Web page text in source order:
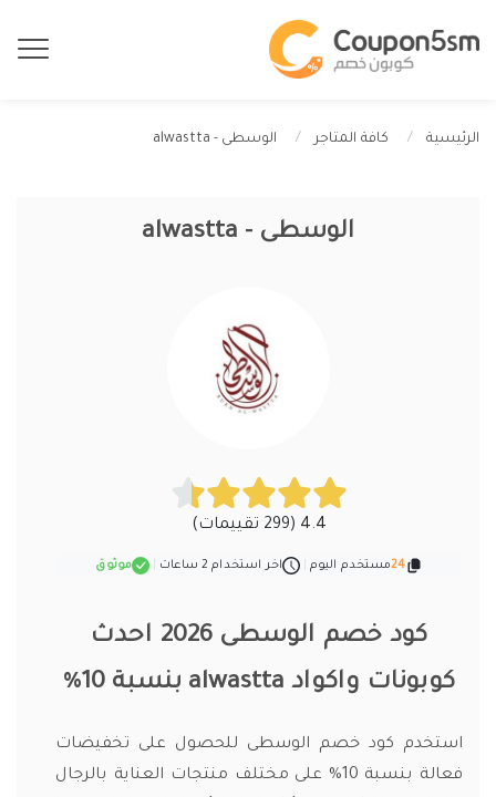
الرئيسية كافة المتاجر الوسطى - alwastta
الوسطى - alwastta
4.4 (299 تقييمات)
24مستخدم اليوم اخر استخدام 2 ساعات موثوق
كود خصم الوسطى 2026 احدث
كوبونات واكواد alwastta بنسبة 10%
استخدم كود خصم الوسطى للحصول على تخفيضات
فعالة بنسبة 10% على مختلف منتجات العناية بالرجال